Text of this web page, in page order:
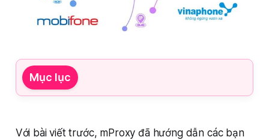
Mục lục
Với bài viết trước, mProxy đã hướng dẫn các bạn